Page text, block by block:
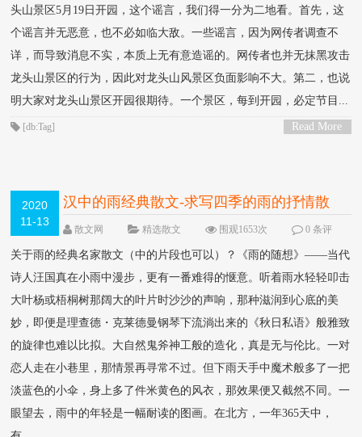
头山景区5月19日开园，这个谣言，我们得一分为二地看。首先，这
个谣言并无恶意，也不必如临大敌。一些谣言，因为网传者调查不
详，而导致消息不实，本质上无有意造谣的。网传者也并无抹黑攻击
龙头山景区的行为，因此对龙头山风景区负面影响不大。第二，也说
明大家对龙头山景区开园很期待。一个景区，每到开园，必定节目...
Read More
[db:Tag]
2020
11-13
汉中的雨经典散文-求写四季的雨的抒情散
文？
散文网 精选散文 围观1653次
0 条评
关于雨的经典名家散文（中的片段也可以）？《雨的随想》――当代
诗人汪国真在小雨中漫步，更有一番难得的惬意。听着雨水轻轻叩击
大叶杨或梧桐树那阔大的叶片时沙沙的声响，那种滋润到心底的美
妙，即便是理查德・克莱德曼钢琴下流淌出来的《秋日私语》般雅致
的旋律也难以比拟。大自然鬼斧神工般的造化，真是无与伦比。一对
恋人走在小巷里，那情景再寻常不过。但下雨天手中魔术般多了一把
淡蓝色的小伞，身上多了件米黄色的风衣，那效果便又截然不同。一
眼望去，雨中的年轻是一幅耐读的图画。在北方，一年365天中，